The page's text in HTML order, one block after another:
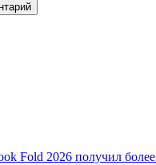
Fold 2026 получил